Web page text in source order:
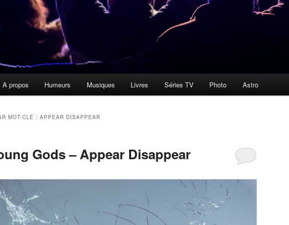
A propos Humeurs Musiques Livres Séries TV Photo Astro
MOT-CLÉ : APPEAR DISAPPEAR
Gods – Appear Disappear